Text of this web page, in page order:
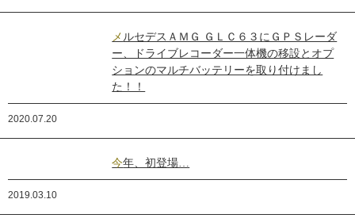
メルセデスＡＭＧ ＧＬＣ６３にＧＰＳレーダ
ー、ドライブレコーダー一体機の移設とオプ
ションのマルチバッテリーを取り付けまし
た！！
2020.07.20
今年、初登場…
2019.03.10